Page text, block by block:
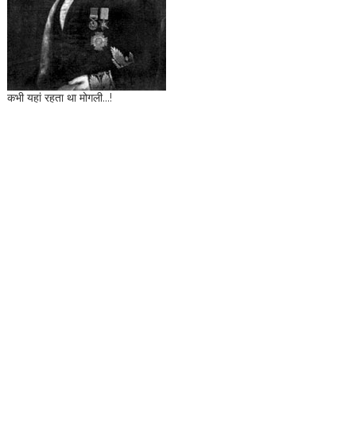
कभी यहां रहता था मोगली...!